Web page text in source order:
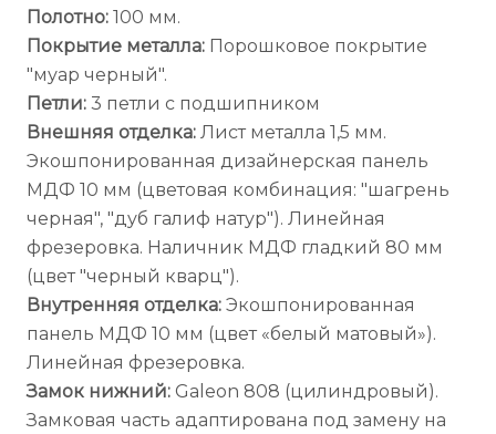
Полотно: 100 мм.
Покрытие металла: Порошковое покрытие
"муар черный".
Петли: 3 петли с подшипником
Внешняя отделка: Лист металла 1,5 мм.
Экошпонированная дизайнерская панель
МДФ 10 мм (цветовая комбинация: "шагрень
черная", "дуб галиф натур"). Линейная
фрезеровка. Наличник МДФ гладкий 80 мм
(цвет "черный кварц").
Внутренняя отделка: Экошпонированная
панель МДФ 10 мм (цвет «белый матовый»).
Линейная фрезеровка.
Замок нижний: Galeon 808 (цилиндровый).
Замковая часть адаптирована под замену на